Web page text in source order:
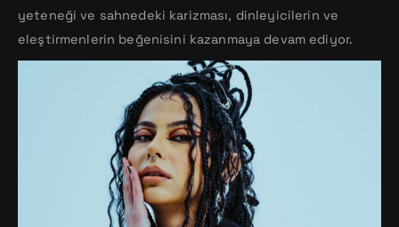
yeteneği ve sahnedeki karizması, dinleyicilerin ve
eleştirmenlerin beğenisini kazanmaya devam ediyor.